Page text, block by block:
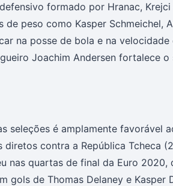
formado por Hranac,
peso como Kasper Schmeichel,
na posse de bola e na
Joachim Andersen fortalece
seleções é amplamente favorável
contra a República Tcheca
nas quartas de final da Euro 2020,
gols de Thomas Delaney e Kasper